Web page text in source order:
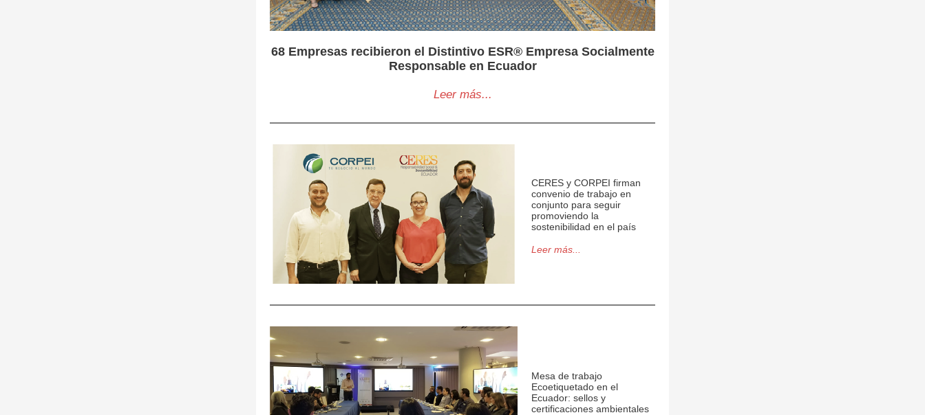
68 Empresas recibieron el Distintivo ESR® Empresa Socialmente
Responsable en Ecuador
Leer más...
CERES y CORPEI firman
convenio de trabajo en
conjunto para seguir
promoviendo la
sostenibilidad en el país
Leer más...
Mesa de trabajo
Ecoetiquetado en el
Ecuador: sellos y
certificaciones ambientales